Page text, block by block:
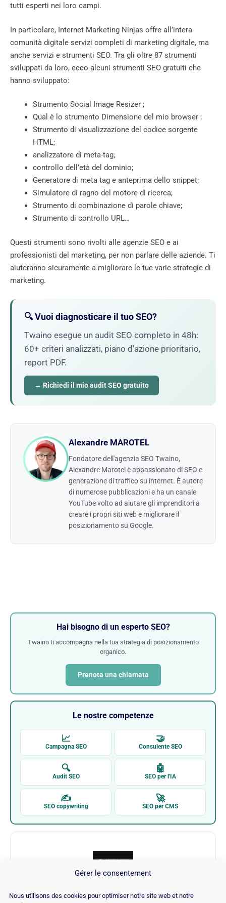
Gérer le consentement
Nous utilisons des cookies pour optimiser notre site web et notre
tutti esperti nei loro campi.
In particolare, Internet Marketing Ninjas offre all’intera
comunità digitale servizi completi di marketing digitale, ma
anche servizi e strumenti SEO. Tra gli oltre 87 strumenti
sviluppati da loro, ecco alcuni strumenti SEO gratuiti che
hanno sviluppato:
Strumento Social Image Resizer ;
Qual è lo strumento Dimensione del mio browser ;
Strumento di visualizzazione del codice sorgente
HTML;
analizzatore di meta-tag;
controllo dell’età del dominio;
Generatore di meta tag e anteprima dello snippet;
Simulatore di ragno del motore di ricerca;
Strumento di combinazione di parole chiave;
Strumento di controllo URL…
Questi strumenti sono rivolti alle agenzie SEO e ai
professionisti del marketing, per non parlare delle aziende. Ti
aiuteranno sicuramente a migliorare le tue varie strategie di
marketing.
🔍 Vuoi diagnosticare il tuo SEO?
Twaino esegue un audit SEO completo in 48h:
60+ criteri analizzati, piano d'azione prioritario,
report PDF.
→ Richiedi il mio audit SEO gratuito
Alexandre MAROTEL
Fondatore dell'agenzia SEO Twaino,
Alexandre Marotel è appassionato di SEO e
generazione di traffico su internet. È autore
di numerose pubblicazioni e ha un canale
YouTube volto ad aiutare gli imprenditori a
creare i propri siti web e migliorare il
posizionamento su Google.
Hai bisogno di un esperto SEO?
Twaino ti accompagna nella tua strategia di posizionamento
organico.
Prenota una chiamata
Le nostre competenze
📈
Campagna SEO
🤝
Consulente SEO
🔍
Audit SEO
🤖
SEO per l'IA
✍
SEO copywriting
🚀
SEO per CMS
Internet Marketing Ninjas